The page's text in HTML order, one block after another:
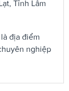
Tỉnh Lâm
địa điểm
nghiệp